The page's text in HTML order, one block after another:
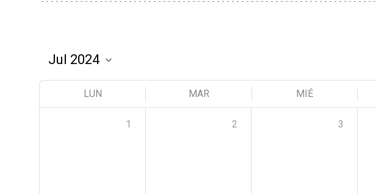
LUN MAR MIÉ
1 2 3